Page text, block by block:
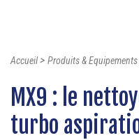
Accueil> Produits & Equipements
MX9 : le
turbo